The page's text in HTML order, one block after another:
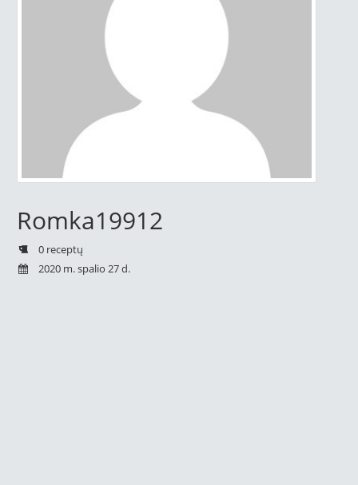
Romka19912
0 receptų
2020 m. spalio 27 d.